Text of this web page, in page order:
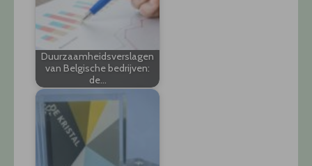
Duurzaamheidsverslagen
van Belgische bedrijven:
de…